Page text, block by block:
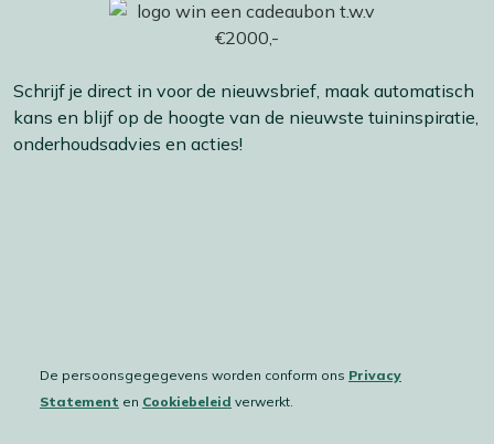
Schrijf je direct in voor de nieuwsbrief, maak automatisch
kans en blijf op de hoogte van de nieuwste tuininspiratie,
onderhoudsadvies en acties!
De persoonsgegegevens worden conform ons Privacy
Statement en Cookiebeleid verwerkt.